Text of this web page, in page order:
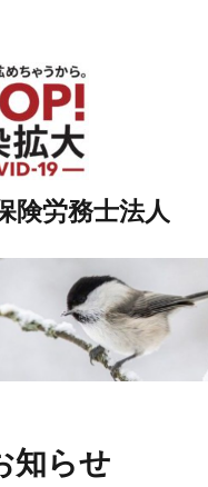
険労務士法人
知らせ